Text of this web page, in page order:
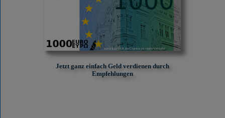
Jetzt ganz einfach Geld verdienen durch
Empfehlungen